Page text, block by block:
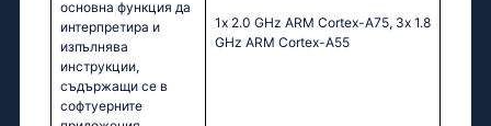
основна функция да
интерпретира и
изпълнява
инструкции,
съдържащи се в
софтуерните
1х 2.0 GНz АRМ Соrtех-А75, 3х 1.8
GНz АRМ Соrtех-А55